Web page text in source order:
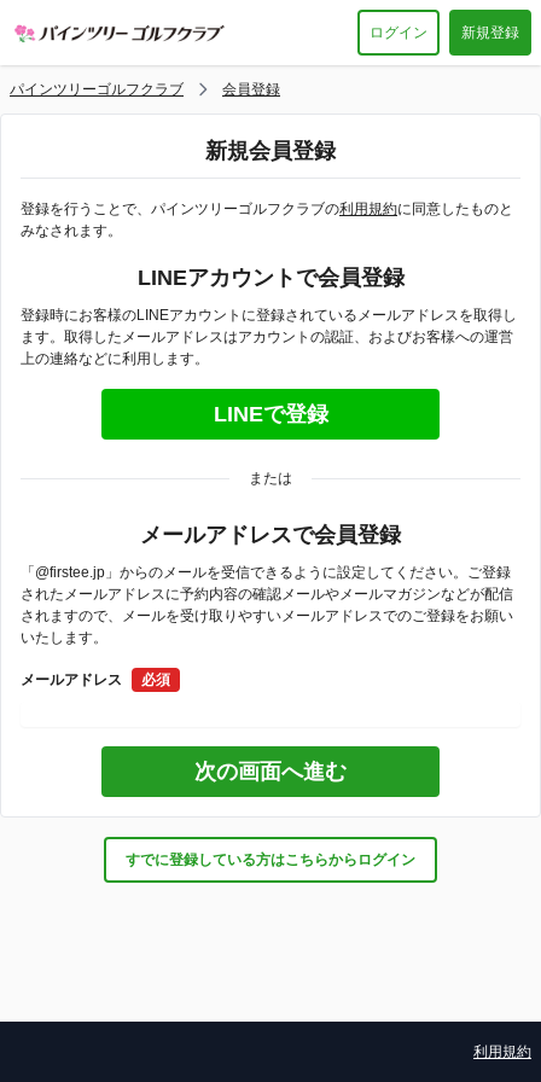
ログイン 新規登録
パインツリーゴルフクラブ 会員登録
新規会員登録
登録を行うことで、パインツリーゴルフクラブの利用規約に同意したものと
みなされます。
LINEアカウントで会員登録
登録時にお客様のLINEアカウントに登録されているメールアドレスを取得し
ます。取得したメールアドレスはアカウントの認証、およびお客様への運営
上の連絡などに利用します。
または
メールアドレスで会員登録
「@firstee.jp」からのメールを受信できるように設定してください。ご登録
されたメールアドレスに予約内容の確認メールやメールマガジンなどが配信
されますので、メールを受け取りやすいメールアドレスでのご登録をお願い
いたします。
メールアドレス 必須
すでに登録している方はこちらからログイン
利用規約